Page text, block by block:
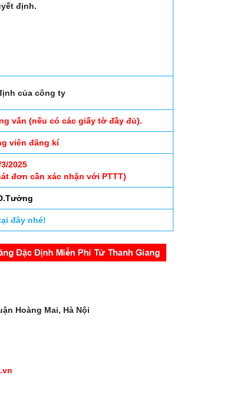
định.
của công ty
vấn (nếu có các giấy tờ đầy đủ).
viên đăng kí
2025
đơn cần xác nhận với PTTT)
đây nhé!
Hoàng Mai, Hà Nội